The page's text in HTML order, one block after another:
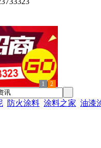
1 2
防火涂料 涂料之家 油漆